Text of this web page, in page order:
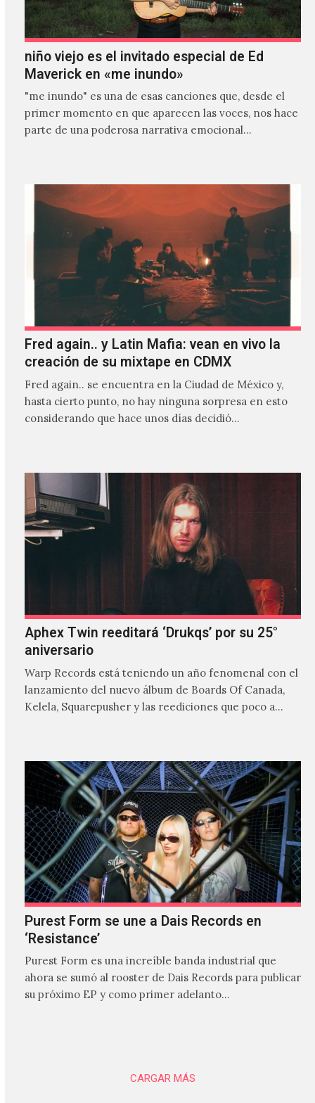
niño viejo es el invitado especial de Ed
Maverick en «me inundo»
"me inundo" es una de esas canciones que, desde el
primer momento en que aparecen las voces, nos hace
parte de una poderosa narrativa emocional…
Fred again.. y Latin Mafia: vean en vivo la
creación de su mixtape en CDMX
Fred again.. se encuentra en la Ciudad de México y,
hasta cierto punto, no hay ninguna sorpresa en esto
considerando que hace unos días decidió…
Aphex Twin reeditará ‘Drukqs’ por su 25°
aniversario
Warp Records está teniendo un año fenomenal con el
lanzamiento del nuevo álbum de Boards Of Canada,
Kelela, Squarepusher y las reediciones que poco a…
Purest Form se une a Dais Records en
‘Resistance’
Purest Form es una increíble banda industrial que
ahora se sumó al rooster de Dais Records para publicar
su próximo EP y como primer adelanto…
CARGAR MÁS